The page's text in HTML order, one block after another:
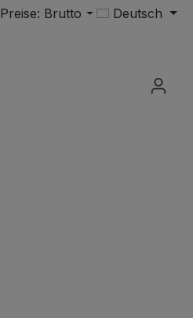
Preise: Brutto Deutsch